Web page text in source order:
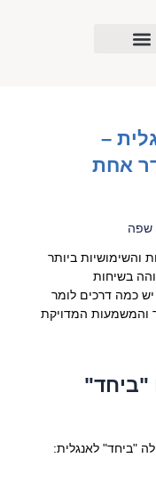
–
אחת
שפה
והשימושיות ביותר
בשיחות
כמה דרכים לומר
והמשמעות המדויקת
"ביחד"
"ביחד" לאנגלית: